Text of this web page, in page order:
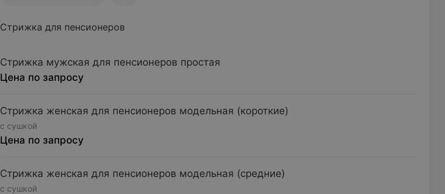
Стрижка для пенсионеров
Стрижка мужская для пенсионеров простая
Цена по запросу
Стрижка женская для пенсионеров модельная (короткие)
с сушкой
Цена по запросу
Стрижка женская для пенсионеров модельная (средние)
с сушкой